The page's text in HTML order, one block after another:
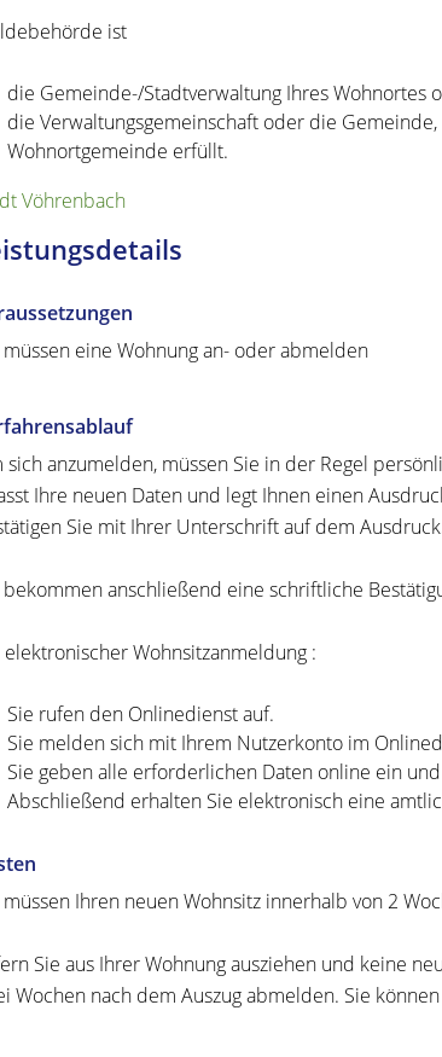
ist
die Gemeinde-/Stadtverwaltung Ihres Wohnortes
die Verwaltungsgemeinschaft oder die
Wohnortgemeinde erfüllt.
Vöhrenbach
müssen eine Wohnung an- oder abmelden
sich anzumelden, müssen Sie in der Regel
Ihre neuen Daten und legt Ihnen einen
Sie mit Ihrer Unterschrift auf dem
bekommen anschließend eine schriftliche
elektronischer Wohnsitzanmeldung :
Sie rufen den Onlinedienst auf.
Sie melden sich mit Ihrem Nutzerkonto im
Sie geben alle erforderlichen Daten online ein
Abschließend erhalten Sie elektronisch eine
müssen Ihren neuen Wohnsitz innerhalb von 2
Sie aus Ihrer Wohnung ausziehen und keine
Wochen nach dem Auszug abmelden. Sie